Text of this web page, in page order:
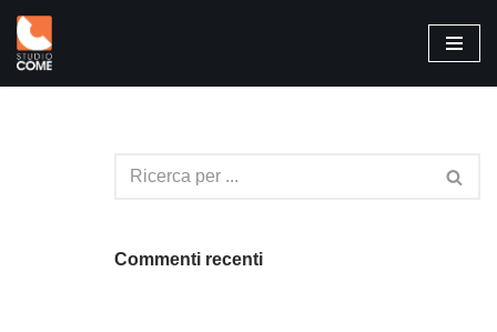
Vai
al
Commenti recenti